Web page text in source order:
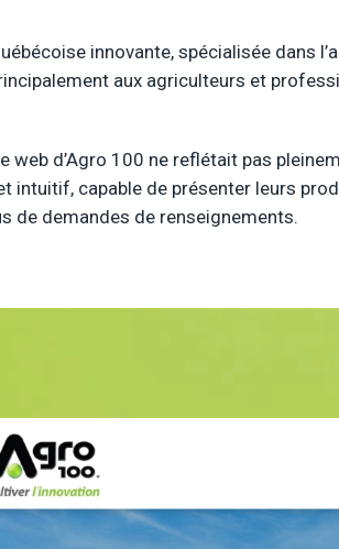
innovante, spécialisée dans
aux agriculteurs et
web d’Agro 100 ne reflétait pas
intuitif, capable de présenter leurs
de demandes de renseignements.